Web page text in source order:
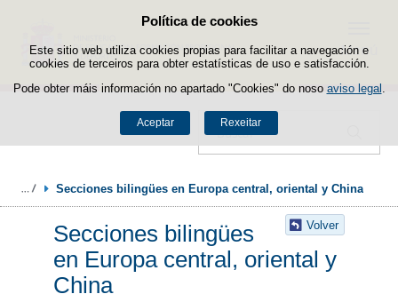
Política de cookies
Este sitio web utiliza cookies propias para facilitar a navegación e
cookies de terceiros para obter estatísticas de uso e satisfacción.
Pode obter máis información no apartado "Cookies" do noso aviso legal
Aceptar Rexeitar
Saltar ao contido
Buscador
Menú
Secciones bilingües en Europa central, oriental y China
Volver
Secciones bilingües
en Europa central, oriental y
China